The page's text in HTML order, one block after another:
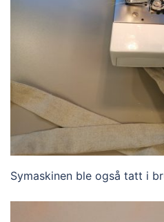
Symaskinen ble også tatt i